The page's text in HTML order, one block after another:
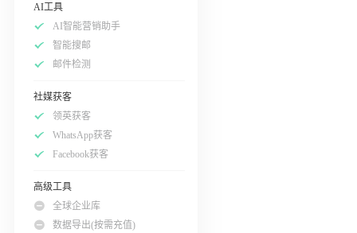
AI工具
AI智能营销助手
智能搜邮
邮件检测
社媒获客
领英获客
WhatsApp获客
Facebook获客
高级工具
全球企业库
数据导出(按需充值)